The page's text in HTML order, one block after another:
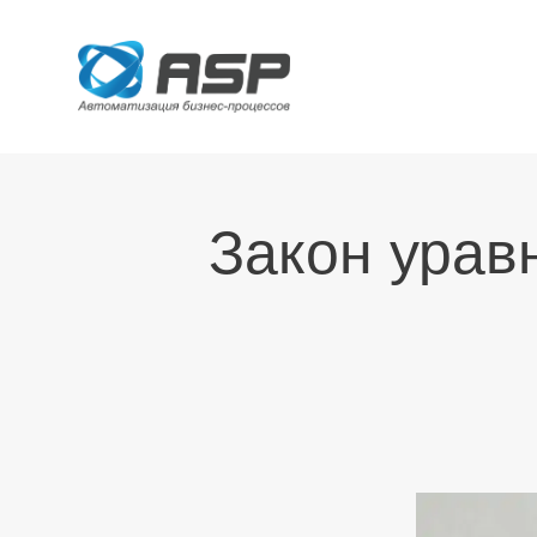
Закон